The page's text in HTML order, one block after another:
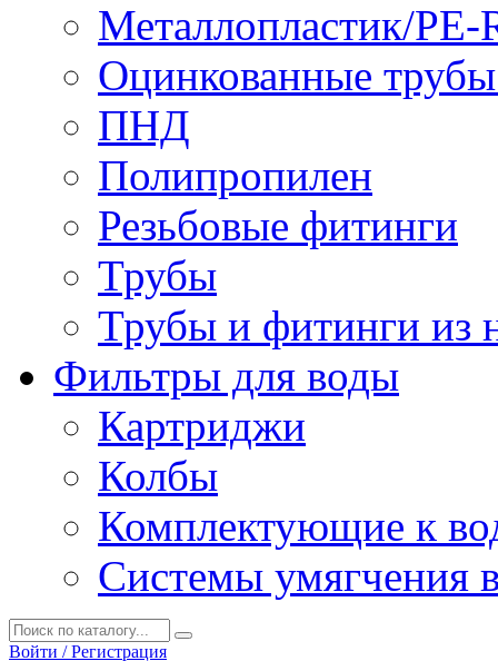
Металлопластик/
Оцинкованные
ПНД
Полипропилен
Резьбовые фитинги
Трубы
Трубы и фитинги из
Фильтры для воды
Картриджи
Колбы
Комплектующие к
Системы умягчения
Войти / Регистрация